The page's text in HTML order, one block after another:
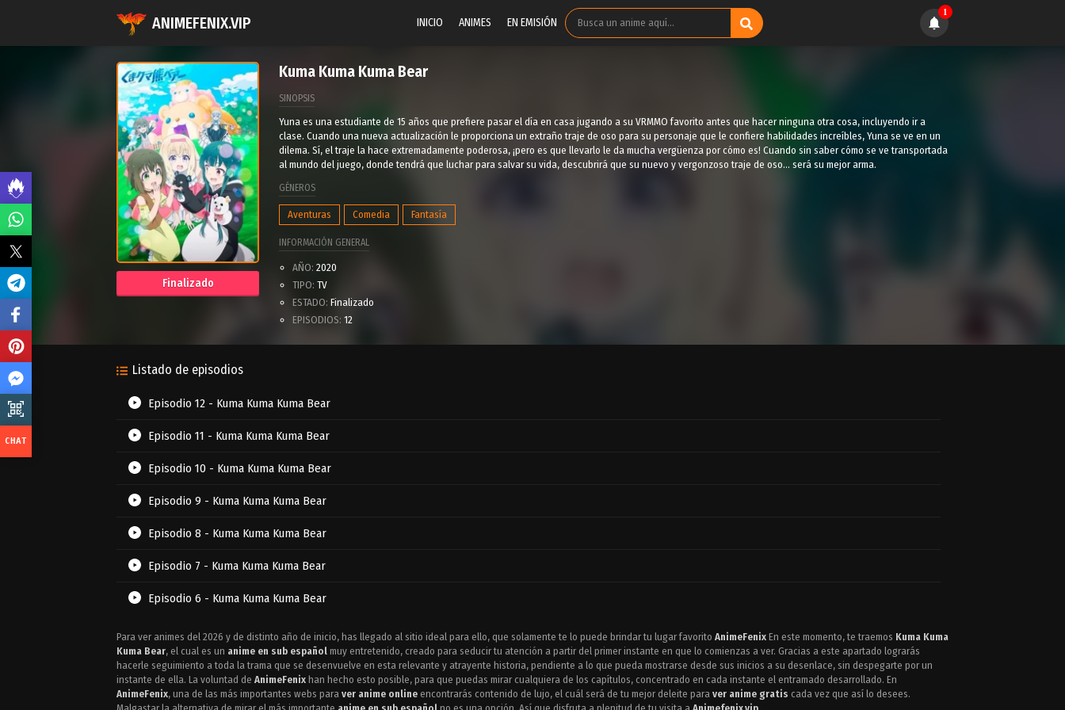
ANIMEFENIX.VIP INICIO ANIMES EN EMISIÓN
1
Finalizado
Kuma Kuma Kuma Bear
SINOPSIS
Yuna es una estudiante de 15 años que prefiere pasar el día en casa jugando a su VRMMO favorito antes que hacer ninguna otra cosa, incluyendo ir a
clase. Cuando una nueva actualización le proporciona un extraño traje de oso para su personaje que le confiere habilidades increíbles, Yuna se ve en un
dilema. Sí, el traje la hace extremadamente poderosa, ¡pero es que llevarlo le da mucha vergüenza por cómo es! Cuando sin saber cómo se ve transportada
al mundo del juego, donde tendrá que luchar para salvar su vida, descubrirá que su nuevo y vergonzoso traje de oso... será su mejor arma.
GÉNEROS
Aventuras Comedia Fantasía
INFORMACIÓN GENERAL
AÑO: 2020
TIPO: TV
ESTADO: Finalizado
EPISODIOS: 12
Listado de episodios
Episodio 12 - Kuma Kuma Kuma Bear
Episodio 11 - Kuma Kuma Kuma Bear
Episodio 10 - Kuma Kuma Kuma Bear
Episodio 9 - Kuma Kuma Kuma Bear
Episodio 8 - Kuma Kuma Kuma Bear
Episodio 7 - Kuma Kuma Kuma Bear
Episodio 6 - Kuma Kuma Kuma Bear
Episodio 5 - Kuma Kuma Kuma Bear
Episodio 4 - Kuma Kuma Kuma Bear
Episodio 3 - Kuma Kuma Kuma Bear
Para ver animes del 2026 y de distinto año de inicio, has llegado al sitio ideal para ello, que solamente te lo puede brindar tu lugar favorito AnimeFenix En este momento, te traemos Kuma Kuma
Kuma Bear, el cual es un anime en sub español muy entretenido, creado para seducir tu atención a partir del primer instante en que lo comienzas a ver. Gracias a este apartado lograrás
hacerle seguimiento a toda la trama que se desenvuelve en esta relevante y atrayente historia, pendiente a lo que pueda mostrarse desde sus inicios a su desenlace, sin despegarte por un
instante de ella. La voluntad de AnimeFenix han hecho esto posible, para que puedas mirar cualquiera de los capítulos, concentrado en cada instante el entramado desarrollado. En
AnimeFenix, una de las más importantes webs para ver anime online encontrarás contenido de lujo, el cuál será de tu mejor deleite para ver anime gratis cada vez que así lo desees.